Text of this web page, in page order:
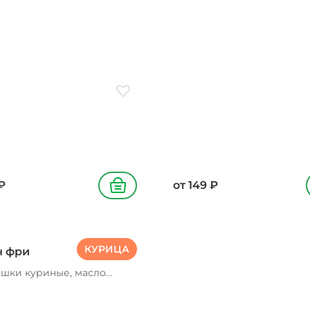
Добавить в избранное
В корзину от 149 ₽
КУРИЦА
фри
куриные, масло